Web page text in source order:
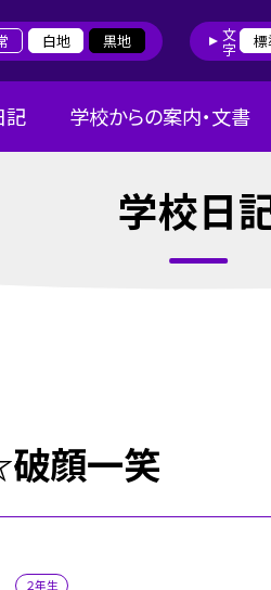
白地 黒地 文字
記 学校からの案内・文書
学校日
顔一笑
２年生